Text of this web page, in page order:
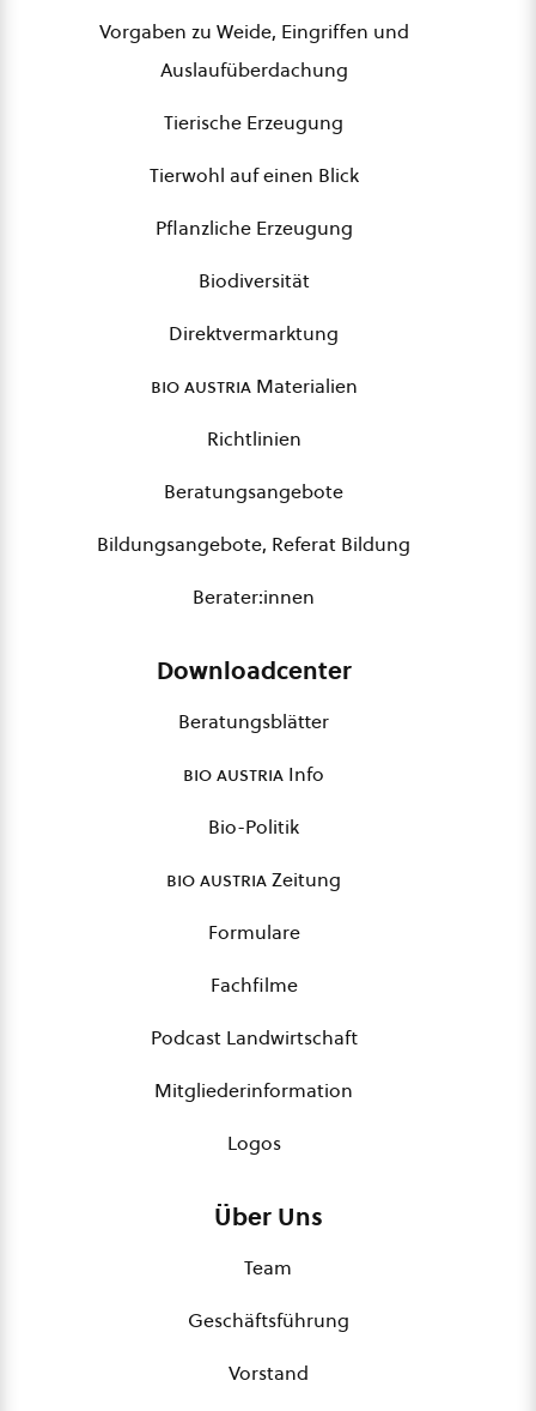
Vorgaben zu Weide, Eingriffen und
Auslaufüberdachung
Tierische Erzeugung
Tierwohl auf einen Blick
Pflanzliche Erzeugung
Biodiversität
Direktvermarktung
bio austriaMaterialien
Richtlinien
Beratungsangebote
Bildungsangebote, Referat Bildung
Berater:innen
Downloadcenter
Beratungsblätter
bio austria Info
Bio-Politik
bio austriaZeitung
Formulare
Fachfilme
Podcast Landwirtschaft
Mitgliederinformation
Logos
Über Uns
Team
Geschäftsführung
Vorstand